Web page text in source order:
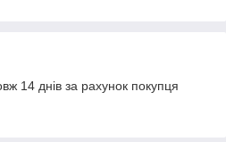
14 днів за рахунок покупця